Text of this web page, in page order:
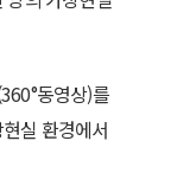
동영상)를
실 환경에서